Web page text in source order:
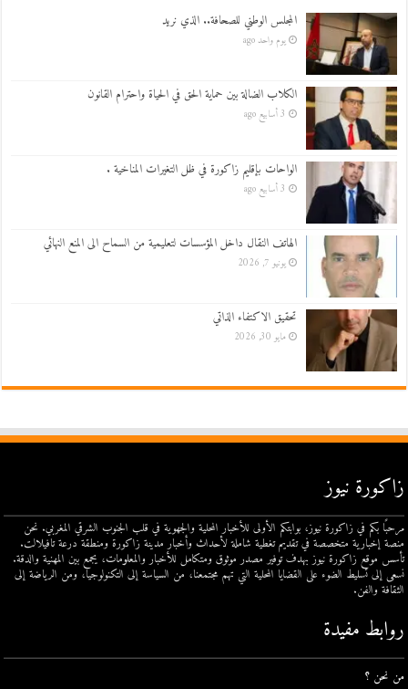
المجلس الوطني للصحافة.. الذي نريد
يوم واحد ago
الكلاب الضالة بين حماية الحق في الحياة واحترام القانون
3 أسابيع ago
الواحات بإقليم زاكورة في ظل التغيرات المناخية .
3 أسابيع ago
الهاتف النقال داخل المؤسسات لتعليمية من السماح الى المنع النهائي
يونيو 7, 2026
تحقيق الاكتفاء الذاتي
مايو 30, 2026
زاكورة نيوز
مرحبًا بكم في زاكورة نيوز، بوابتكم الأولى للأخبار المحلية والجهوية في قلب الجنوب الشرقي المغربي. نحن
منصة إخبارية متخصصة في تقديم تغطية شاملة لأحداث وأخبار مدينة زاكورة ومنطقة درعة تافيلالت.
تأسس موقع زاكورة نيوز بهدف توفير مصدر موثوق ومتكامل للأخبار والمعلومات، يجمع بين المهنية والدقة.
نسعى إلى تسليط الضوء على القضايا المحلية التي تهم مجتمعنا، من السياسة إلى التكنولوجيا، ومن الرياضة إلى
الثقافة والفن.
روابط مفيدة
من نحن ؟